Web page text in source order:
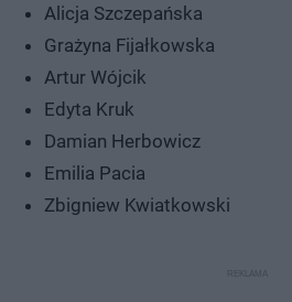
Alicja Szczepańska
Grażyna Fijałkowska
Artur Wójcik
Edyta Kruk
Damian Herbowicz
Emilia Pacia
Zbigniew Kwiatkowski